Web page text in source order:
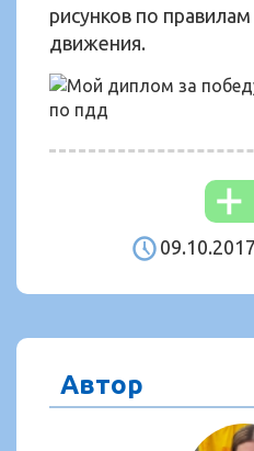
рисунков по
движения.
09.10.2017
Автор